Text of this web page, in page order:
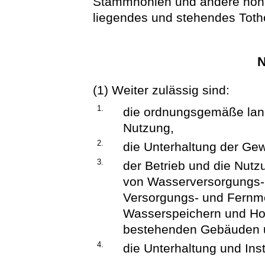
liegendes und stehendes
(1) Weiter zulässig sind:
1.
die ordnungsgemäße
Nutzung,
2. die Unterhaltung der
3.
der Betrieb und die
von
Versorgungs- und
Wasserspeichern und
bestehenden
4.
die Unterhaltung und